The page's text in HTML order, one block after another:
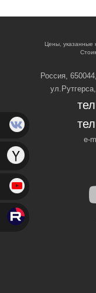
Цены, указанные
Россия,
e-